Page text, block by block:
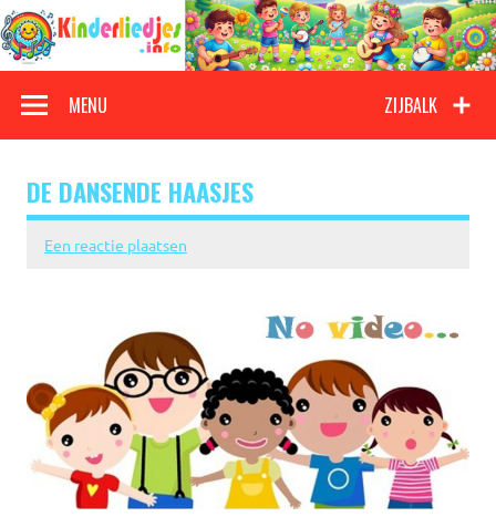
Doorgaan
naar
inhoud
Kinderliedjes
ZIJBALK
MENU
DE DANSENDE HAASJES
Een reactie plaatsen